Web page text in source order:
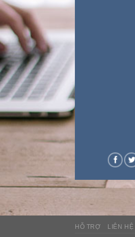
HỖ TRỢ LIÊN HỆ